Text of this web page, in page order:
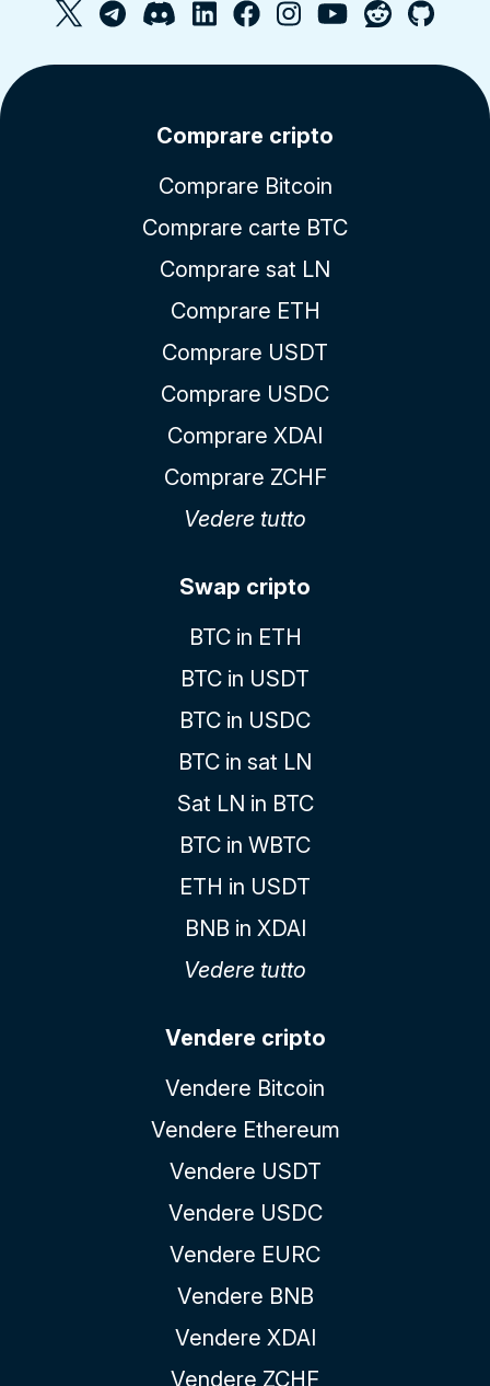
Comprare cripto
Comprare Bitcoin
Comprare carte BTC
Comprare sat LN
Comprare ETH
Comprare USDT
Comprare USDC
Comprare XDAI
Comprare ZCHF
Vedere tutto
Swap cripto
BTC in ETH
BTC in USDT
BTC in USDC
BTC in sat LN
Sat LN in BTC
BTC in WBTC
ETH in USDT
BNB in XDAI
Vedere tutto
Vendere cripto
Vendere Bitcoin
Vendere Ethereum
Vendere USDT
Vendere USDC
Vendere EURC
Vendere BNB
Vendere XDAI
Vendere ZCHF